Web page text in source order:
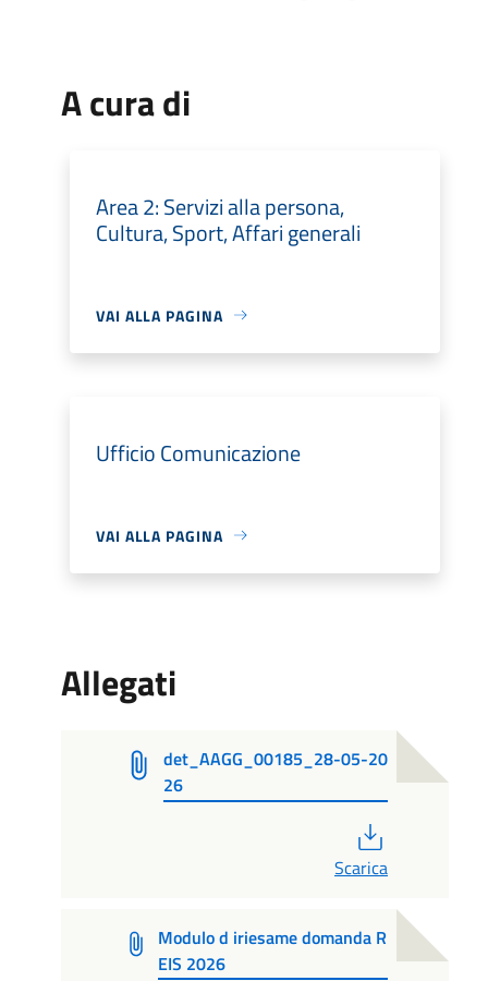
A cura di
Area 2: Servizi alla persona,
Cultura, Sport, Affari generali
VAI ALLA PAGINA
Ufficio Comunicazione
VAI ALLA PAGINA
Allegati
det_AAGG_00185_28-05-20
26
Scarica
Modulo d iriesame domanda R
EIS 2026